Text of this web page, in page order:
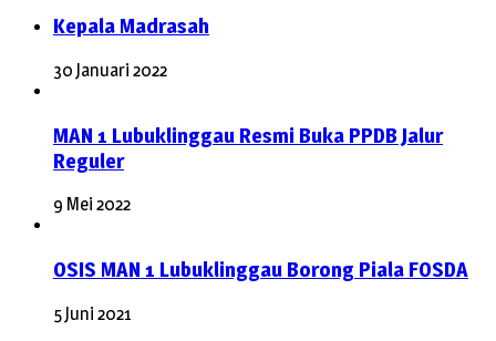
Kepala Madrasah
30 Januari 2022
MAN 1 Lubuklinggau Resmi Buka PPDB Jalur
Reguler
9 Mei 2022
OSIS MAN 1 Lubuklinggau Borong Piala FOSDA
5 Juni 2021